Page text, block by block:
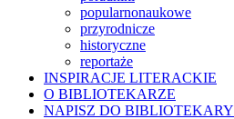
popularnonaukowe
przyrodnicze
historyczne
reportaże
INSPIRACJE LITERACKIE
O BIBLIOTEKARZE
NAPISZ DO BIBLIOTEKARY